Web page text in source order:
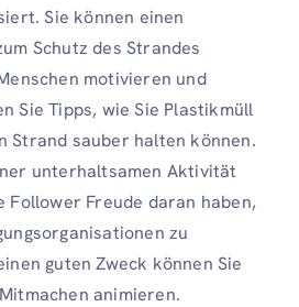
Sie können einen
Schutz des Strandes
motivieren und
Sie Tipps, wie Sie Plastikmüll
Strand sauber halten können.
unterhaltsamen Aktivität
Follower Freude daran haben,
zu
guten Zweck können Sie
animieren.